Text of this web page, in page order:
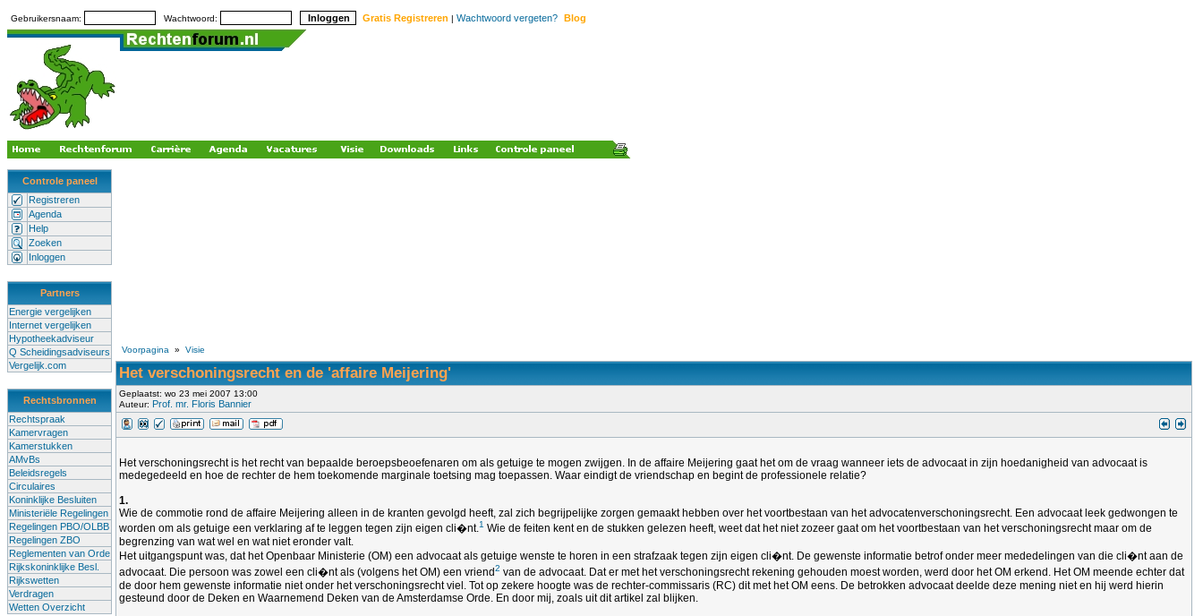
Gebruikersnaam: Wachtwoord: Gratis Registreren | Wachtwoord vergeten? Blog
Controle paneel
Registreren
Agenda
Help
Zoeken
Inloggen
Partners
Energie vergelijken
Internet vergelijken
Hypotheekadviseur
Q Scheidingsadviseurs
Vergelijk.com
Rechtsbronnen
Rechtspraak
Kamervragen
Kamerstukken
AMvBs
Beleidsregels
Circulaires
Koninklijke Besluiten
Ministeriële Regelingen
Regelingen PBO/OLBB
Regelingen ZBO
Reglementen van Orde
Rijkskoninklijke Besl.
Rijkswetten
Verdragen
Wetten Overzicht
Voorpagina » Visie
Het verschoningsrecht en de 'affaire Meijering'
Geplaatst: wo 23 mei 2007 13:00
Auteur: Prof. mr. Floris Bannier
Het verschoningsrecht is het recht van bepaalde beroepsbeoefenaren om als getuige te mogen zwijgen. In de affaire Meijering gaat het om de vraag wanneer iets de advocaat in zijn hoedanigheid van advocaat is
medegedeeld en hoe de rechter de hem toekomende marginale toetsing mag toepassen. Waar eindigt de vriendschap en begint de professionele relatie?
1.
Wie de commotie rond de affaire Meijering alleen in de kranten gevolgd heeft, zal zich begrijpelijke zorgen gemaakt hebben over het voortbestaan van het advocatenverschoningsrecht. Een advocaat leek gedwongen te
worden om als getuige een verklaring af te leggen tegen zijn eigen cli�nt.1 Wie de feiten kent en de stukken gelezen heeft, weet dat het niet zozeer gaat om het voortbestaan van het verschoningsrecht maar om de
begrenzing van wat wel en wat niet eronder valt.
Het uitgangspunt was, dat het Openbaar Ministerie (OM) een advocaat als getuige wenste te horen in een strafzaak tegen zijn eigen cli�nt. De gewenste informatie betrof onder meer mededelingen van die cli�nt aan de
advocaat. Die persoon was zowel een cli�nt als (volgens het OM) een vriend2 van de advocaat. Dat er met het verschoningsrecht rekening gehouden moest worden, werd door het OM erkend. Het OM meende echter dat
de door hem gewenste informatie niet onder het verschoningsrecht viel. Tot op zekere hoogte was de rechter-commissaris (RC) dit met het OM eens. De betrokken advocaat deelde deze mening niet en hij werd hierin
gesteund door de Deken en Waarnemend Deken van de Amsterdamse Orde. En door mij, zoals uit dit artikel zal blijken.